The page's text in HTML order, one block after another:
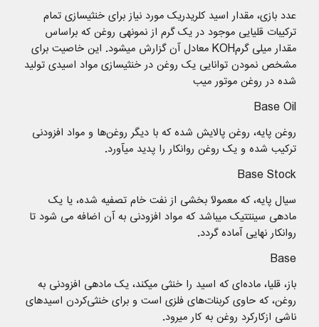
عدد بازی، مقدار اسید کلریدریک مورد نیاز برای خنثیسازی تمام
ترکیبات قلیایی موجود در یک گرم از نمونهی روغن که براساس
مقدار میلی گرم‌KOH معادل آن گزارش میشود. این خاصیت برای
مشخص نمودن توانایی یک روغن در خنثیسازی مواد اسیدی تولید
شده در روغن موتور میب
Base Oil
روغن پایه، روغن پالایش شده که با دیگر روغن‌ها و مواد افزودنی
ترکیب شده و یک روغن روانکار را پدید میآورد.
Base Stock
سیال پایه، که معمولاً بخشی از نفت خام تصفیه شده، یا یک
مادهی سینتتیک میباشد که مواد افزودنی به آن اضافه می شود تا
روانکار نهایی آماده گردد.
Base
باز، قلیا، ماده‌ای که اسید را خنثی میکند، یک مادهی افزودنی به
روغن، که حاوی کربنات‌های فلزی است و برای خنثی‌کردن اسیدهای
ناشی ازکارکرد روغن به کار میرود.